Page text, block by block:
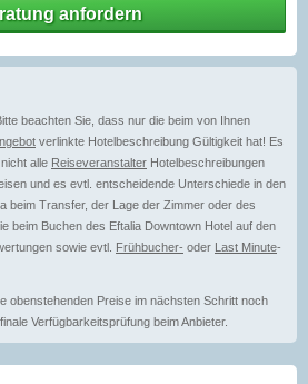
anfordern
beachten Sie, dass nur die beim von Ihnen
verlinkte Hotelbeschreibung Gültigkeit hat! Es
alle Reiseveranstalter Hotelbeschreibungen
und es evtl. entscheidende Unterschiede in den
beim Transfer, der Lage der Zimmer oder des
beim Buchen des Eftalia Downtown Hotel auf den
sowie evtl. Frühbucher- oder Last Minute-
obenstehenden Preise im nächsten Schritt noch
Verfügbarkeitsprüfung beim Anbieter.